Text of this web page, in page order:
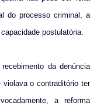
do processo criminal, a
postulatória.
da denúncia
o contraditório ter
a reforma